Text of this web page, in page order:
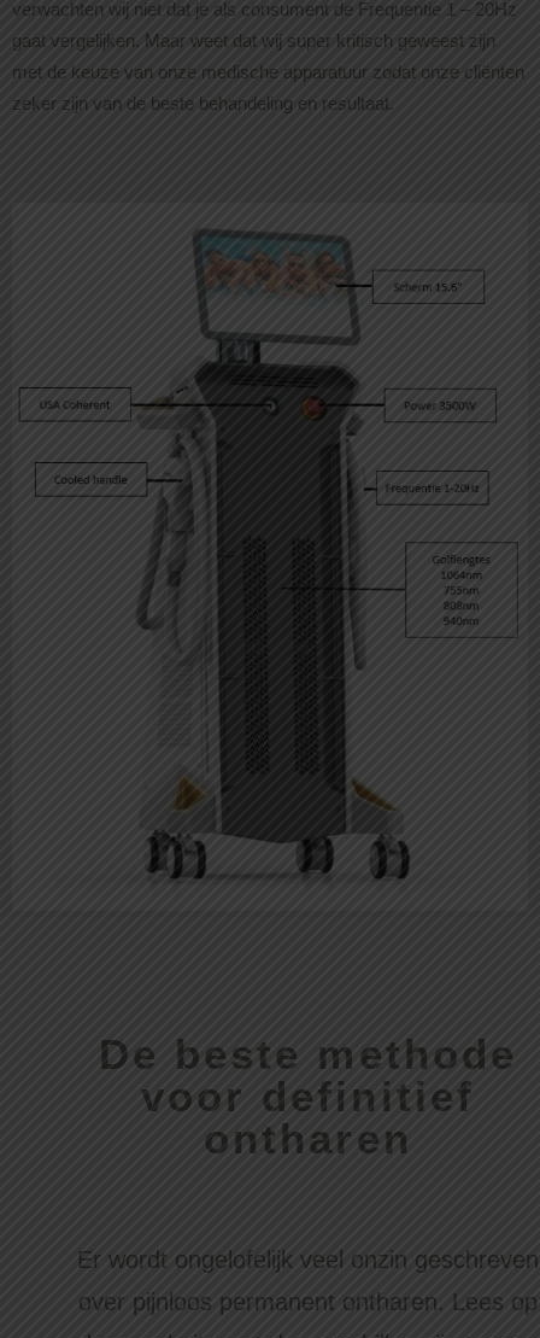
verwachten wij niet dat je als consument de Frequentie 1 – 20Hz
gaat vergelijken. Maar weet dat wij super kritisch geweest zijn
met de keuze van onze medische apparatuur zodat onze cliënten
zeker zijn van de beste behandeling en resultaat.
De beste methode
voor definitief
ontharen
Er wordt ongelofelijk veel onzin geschreven
over pijnloos permanent ontharen. Lees op